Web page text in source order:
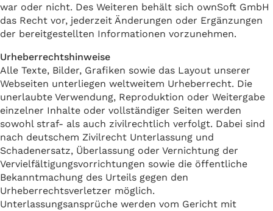
war oder nicht. Des Weiteren behält sich ownSoft GmbH
das Recht vor, jederzeit Änderungen oder Ergänzungen
der bereitgestellten Informationen vorzunehmen.
Urheberrechtshinweise
Alle Texte, Bilder, Grafiken sowie das Layout unserer
Webseiten unterliegen weltweitem Urheberrecht. Die
unerlaubte Verwendung, Reproduktion oder Weitergabe
einzelner Inhalte oder vollständiger Seiten werden
sowohl straf- als auch zivilrechtlich verfolgt. Dabei sind
nach deutschem Zivilrecht Unterlassung und
Schadenersatz, Überlassung oder Vernichtung der
Vervielfältigungsvorrichtungen sowie die öffentliche
Bekanntmachung des Urteils gegen den
Urheberrechtsverletzer möglich.
Unterlassungsansprüche werden vom Gericht mit